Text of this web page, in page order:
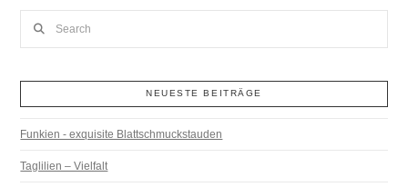
NEUESTE BEITRÄGE
Funkien - exquisite Blattschmuckstauden
Taglilien – Vielfalt